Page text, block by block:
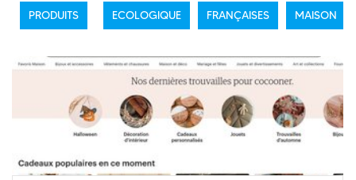
PRODUITS ECOLOGIQUE FRANÇAISES MAISON